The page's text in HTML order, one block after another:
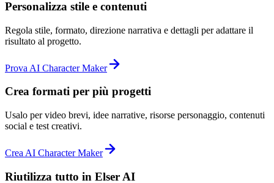
Personalizza stile e contenuti
Regola stile, formato, direzione narrativa e dettagli per adattare il
risultato al progetto.
Prova AI Character Maker
Crea formati per più progetti
Usalo per video brevi, idee narrative, risorse personaggio, contenuti
social e test creativi.
Crea AI Character Maker
Riutilizza tutto in Elser AI